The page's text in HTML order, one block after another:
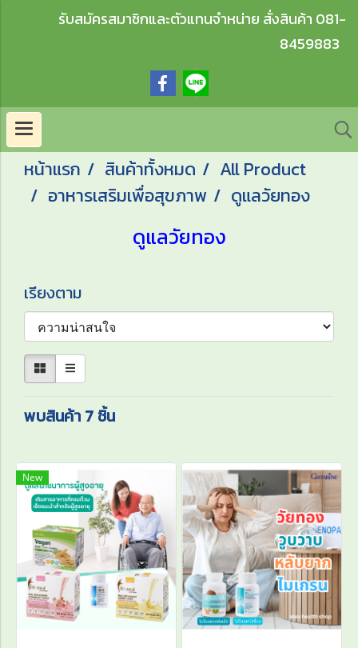
รับสมัครสมาชิกและตัวแทนจำหน่าย สั่งสินค้า 081-
8459883
หน้าแรก สินค้าทั้งหมด
All Product
อาหารเสริมเพื่อสุขภาพ
ดูแลวัยทอง
ดูแลวัยทอง
เรียงตาม
พบสินค้า 7 ชิ้น
New